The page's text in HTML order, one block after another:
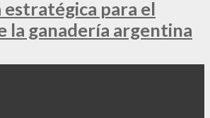
para el
la ganadería argentina